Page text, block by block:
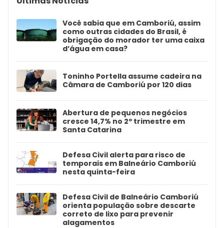
Você sabia que em Camboriú, assim
como outras cidades do Brasil, é
obrigação do morador ter uma caixa
d’água em casa?
Toninho Portella assume cadeira na
Câmara de Camboriú por 120 dias
Abertura de pequenos negócios
cresce 14,7% no 2º trimestre em
Santa Catarina
Defesa Civil alerta para risco de
temporais em Balneário Camboriú
nesta quinta-feira
Defesa Civil de Balneário Camboriú
orienta população sobre descarte
correto de lixo para prevenir
alagamentos